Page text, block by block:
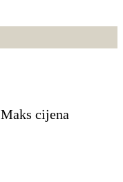
Maks cijena